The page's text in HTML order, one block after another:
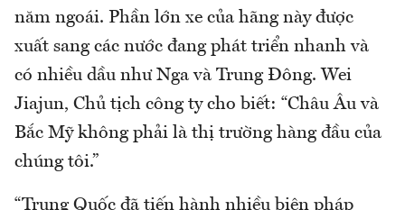
năm ngoái. Phần lớn xe của hãng này được
xuất sang các nước đang phát triển nhanh và
có nhiều dầu như Nga và Trung Đông. Wei
Jiajun, Chủ tịch công ty cho biết: “Châu Âu và
Bắc Mỹ không phải là thị trường hàng đầu của
chúng tôi.”
“Trung Quốc đã tiến hành nhiều biện pháp